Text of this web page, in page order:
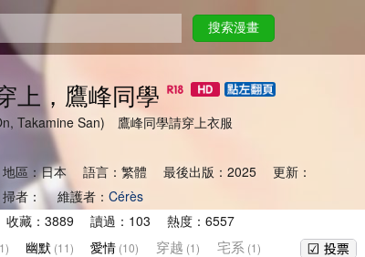
搜索漫畫
上，鷹峰同學
Takamine San) 鷹峰同學請穿上衣服
區：日本 語言：繁體 最後出版：2025 更新：
者： 維護者： Cérès
藏：3889 讀過：103 熱度：6557
幽默 (11) 愛情 (10) 穿越 (1) 宅系 (1)